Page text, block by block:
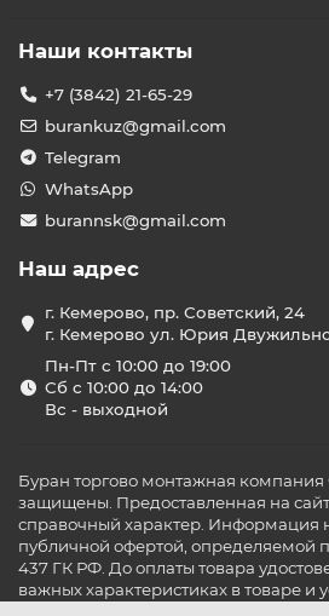
Наши контакты
+7 (3842) 21-65-29
burankuz@gmail.com
Telegram
WhatsApp
burannsk@gmail.com
Наш адрес
г. Кемерово, пр. Советский, 24
г. Кемерово ул. Юрия
Пн-Пт с 10:00 до 19:00
Сб с 10:00 до 14:00
Вс - выходной
Буран торгово монтажная
защищены. Предоставленная на
справочный характер. Информация
публичной офертой, определяемой
437 ГК РФ. До оплаты товара
важных характеристиках в товаре и